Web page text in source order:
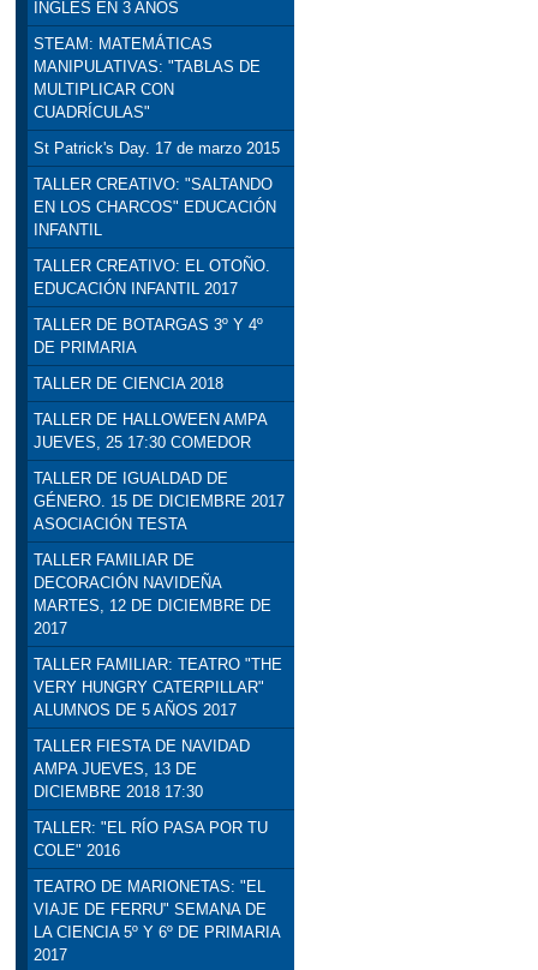
INGLÉS EN 3 AÑOS
STEAM: MATEMÁTICAS
MANIPULATIVAS: "TABLAS DE
MULTIPLICAR CON
CUADRÍCULAS"
St Patrick's Day. 17 de marzo 2015
TALLER CREATIVO: "SALTANDO
EN LOS CHARCOS" EDUCACIÓN
INFANTIL
TALLER CREATIVO: EL OTOÑO.
EDUCACIÓN INFANTIL 2017
TALLER DE BOTARGAS 3º Y 4º
DE PRIMARIA
TALLER DE CIENCIA 2018
TALLER DE HALLOWEEN AMPA
JUEVES, 25 17:30 COMEDOR
TALLER DE IGUALDAD DE
GÉNERO. 15 DE DICIEMBRE 2017
ASOCIACIÓN TESTA
TALLER FAMILIAR DE
DECORACIÓN NAVIDEÑA
MARTES, 12 DE DICIEMBRE DE
2017
TALLER FAMILIAR: TEATRO "THE
VERY HUNGRY CATERPILLAR"
ALUMNOS DE 5 AÑOS 2017
TALLER FIESTA DE NAVIDAD
AMPA JUEVES, 13 DE
DICIEMBRE 2018 17:30
TALLER: "EL RÍO PASA POR TU
COLE" 2016
TEATRO DE MARIONETAS: "EL
VIAJE DE FERRU" SEMANA DE
LA CIENCIA 5º Y 6º DE PRIMARIA
2017